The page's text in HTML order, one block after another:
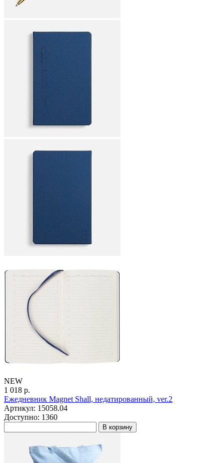
NEW
1 018 р.
Ежедневник Magnet Shall, недатированный, ver.2
Артикул: 15058.04
Доступно: 1360
В корзину